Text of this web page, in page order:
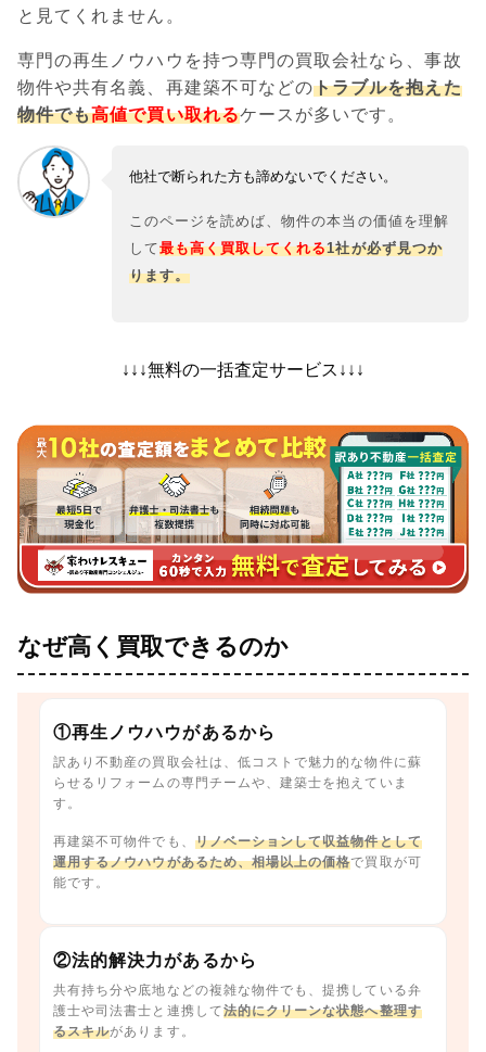
と見てくれません。
専門の再生ノウハウを持つ専門の買取会社なら、事故
物件や共有名義、再建築不可などのトラブルを抱えた
物件でも高値で買い取れるケースが多いです。
他社で断られた方も諦めないでください。
このページを読めば、物件の本当の価値を理解
して最も高く買取してくれる1社が必ず見つか
ります。
↓↓↓無料の一括査定サービス↓↓↓
なぜ高く買取できるのか
①再生ノウハウがあるから
訳あり不動産の買取会社は、低コストで魅力的な物件に蘇
らせるリフォームの専門チームや、建築士を抱えていま
す。
再建築不可物件でも、 リノベーションして収益物件として
運用するノウハウがあるため、相場以上の価格で買取が可
能です。
②法的解決力があるから
共有持ち分や底地などの複雑な物件でも、提携している弁
護士や司法書士と連携して法的にクリーンな状態へ整理す
るスキルがあります。